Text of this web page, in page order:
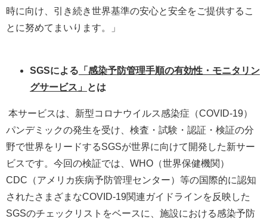
時に向け、引き続き世界基準の安心と安全をご提供するこ
とに努めてまいります。」
SGSによる 「感染予防管理手順の有効性・モニタリン
グサービス」
とは
本サービスは、新型コロナウイルス感染症（COVID-19）
パンデミックの発生を受け、検査・試験・認証・検証の分
野で世界をリードするSGSが世界に向けて開発した新サー
ビスです。今回の検証では、WHO（世界保健機関）
CDC（アメリカ疾病予防管理センター）等の国際的に認知
されたさまざまなCOVID-19関連ガイドラインを反映した
SGSのチェックリストをベースに、施設における感染予防